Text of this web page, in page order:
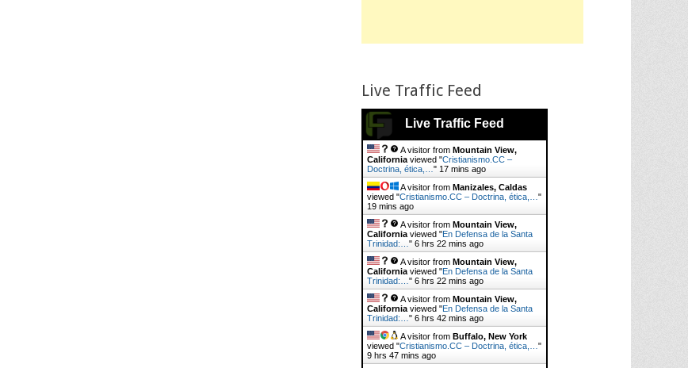
Live Traffic Feed
Live Traffic Feed
A visitor from Mountain View,
California viewed "Cristianismo.CC –
Doctrina, ética,… " 17 mins ago
A visitor from Manizales, Caldas
viewed "Cristianismo.CC – Doctrina, ética,… "
19 mins ago
A visitor from Mountain View,
California viewed "En Defensa de la Santa
Trinidad:… " 6 hrs 22 mins ago
A visitor from Mountain View,
California viewed "En Defensa de la Santa
Trinidad:… " 6 hrs 22 mins ago
A visitor from Mountain View,
California viewed "En Defensa de la Santa
Trinidad:… " 6 hrs 42 mins ago
A visitor from Buffalo, New York
viewed "Cristianismo.CC – Doctrina, ética,… "
9 hrs 47 mins ago